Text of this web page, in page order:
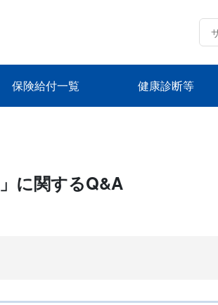
保険給付一覧 健康診断等
に関するQ&A